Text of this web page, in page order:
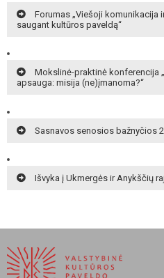
Forumas „Viešoji komunikacija
saugant kultūros paveldą“
Mokslinė-praktinė konferencija
apsauga: misija (ne)įmanoma?“
Sasnavos senosios bažnyčios
Išvyka į Ukmergės ir Anykščių